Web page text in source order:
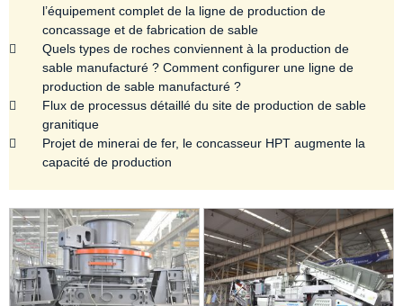
l’équipement complet de la ligne de production de
concassage et de fabrication de sable
Quels types de roches conviennent à la production de
sable manufacturé ? Comment configurer une ligne de
production de sable manufacturé ?
Flux de processus détaillé du site de production de sable
granitique
Projet de minerai de fer, le concasseur HPT augmente la
capacité de production